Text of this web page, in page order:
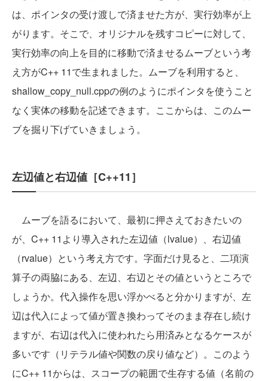
は、ポインタの受け渡しで済ませた方が、実行効率が上
がります。そこで、オリジナルを残すコピーに対して、
実行効率の向上を目的に移動で済ませるムーブという考
え方がC++ 11で生まれました。ムーブを利用すると、
shallow_copy_null.cppの例のようにポインタを使うこと
なく実体の移動を記述できます。ここからは、このムー
ブを掘り下げていきましょう。
左辺値と右辺値［C++11］
ムーブを語るにおいて、最初に押さえておきたいの
が、C++ 11より導入された左辺値（lvalue）、右辺値
（rvalue）という考え方です。字面だけ見ると、二項演
算子の両脇にある、左辺、右辺とその値というところで
しょうか。代入操作を思い浮かべると分かりますが、左
辺は代入によって値が置き換わってそのまま存在し続け
ますが、右辺は代入に使われたら用済みとなるケースが
多いです（リテラル値や関数の戻り値など）。このよう
にC++ 11からは、スコープの範囲で生存する値（名前の